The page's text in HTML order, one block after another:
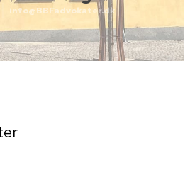
info@BBFadvokater.dk